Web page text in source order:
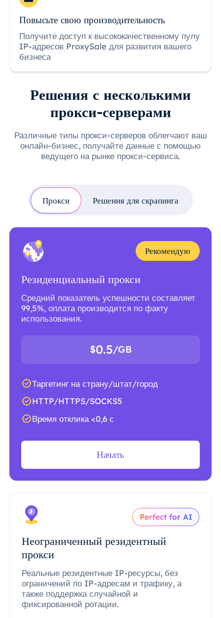
Повысьте свою производительность
Получите доступ к высококачественному пулу
IP-адресов ProxySale для развития вашего
бизнеса
Решения с несколькими
прокси-серверами
Различные типы прокси-серверов облегчают ваш
онлайн-бизнес, получайте данные с помощью
ведущего на рынке прокси-сервиса.
Прокси Решения для скрапинга
Рекомендую
Резиденциальный прокси
Средний показатель успешности составляет
99,5%, оплата производится по факту
использования.
$0.5/GB
Таргетинг на страну/штат/город
HTTP/HTTPS/SOCKS5
Время отклика <0,6 с
Начать
Perfect for AI
Неограниченный резидентный
прокси
Реальные резидентные IP-ресурсы, без
ограничений по IP-адресам и трафику, а
также поддержка случайной и
фиксированной ротации.